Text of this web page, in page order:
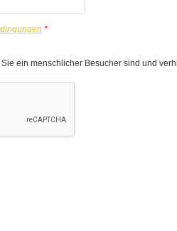
*
ein menschlicher Besucher sind und